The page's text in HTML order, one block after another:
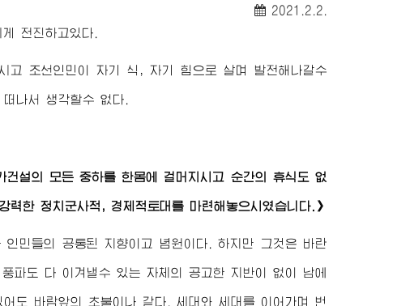
2021.2.2.
전진하고있다.
고 조선인민이 자기 식, 자기 힘으로 살며 발전해나갈수
나서 생각할수 없다.
설의 모든 중하를 한몸에 걸머지시고 순간의 휴식도 없
한 정치군사적, 경제적토대를 마련해놓으시였습니다.》
민들의 공통된 지향이고 념원이다. 하지만 그것은 바란
파도 다 이겨낼수 있는 자체의 공고한 지반이 없이 남에
도 바람앞의 초불이나 같다. 세대와 세대를 이어가며 번